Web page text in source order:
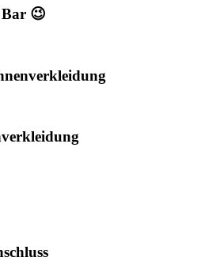
Bar 😉